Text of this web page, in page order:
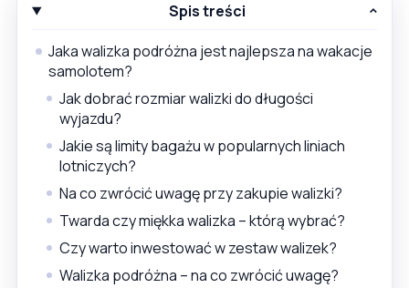
Spis treści
Jaka walizka podróżna jest najlepsza na wakacje
samolotem?
Jak dobrać rozmiar walizki do długości
wyjazdu?
Jakie są limity bagażu w popularnych liniach
lotniczych?
Na co zwrócić uwagę przy zakupie walizki?
Twarda czy miękka walizka – którą wybrać?
Czy warto inwestować w zestaw walizek?
Walizka podróżna – na co zwrócić uwagę?